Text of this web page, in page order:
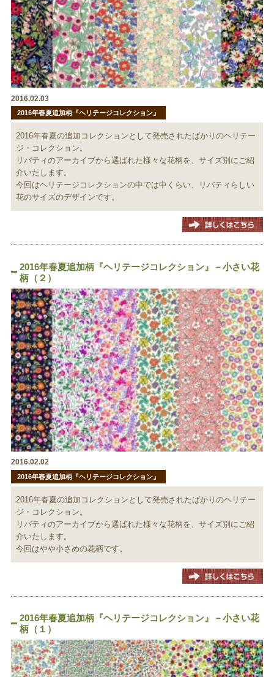
2016.02.03
2016年春夏追加柄『ヘリテージコレクション』
2016年春夏の追加コレクションとして発売されたばかりのヘリテー
ジ・コレクション。
リバティのアーカイブから選ばれた様々な花柄を、サイズ別にご紹
介いたします。
今回はヘリテージコレクションの中では中くらい、リバティらしい
花のサイズのデザインです。
2016年春夏追加柄『ヘリテージコレクション』－小さい花
柄（２）
2016.02.02
2016年春夏追加柄『ヘリテージコレクション』
2016年春夏の追加コレクションとして発売されたばかりのヘリテー
ジ・コレクション。
リバティのアーカイブから選ばれた様々な花柄を、サイズ別にご紹
介いたします。
今回はやや小さめの花柄です。
2016年春夏追加柄『ヘリテージコレクション』－小さい花
柄（１）